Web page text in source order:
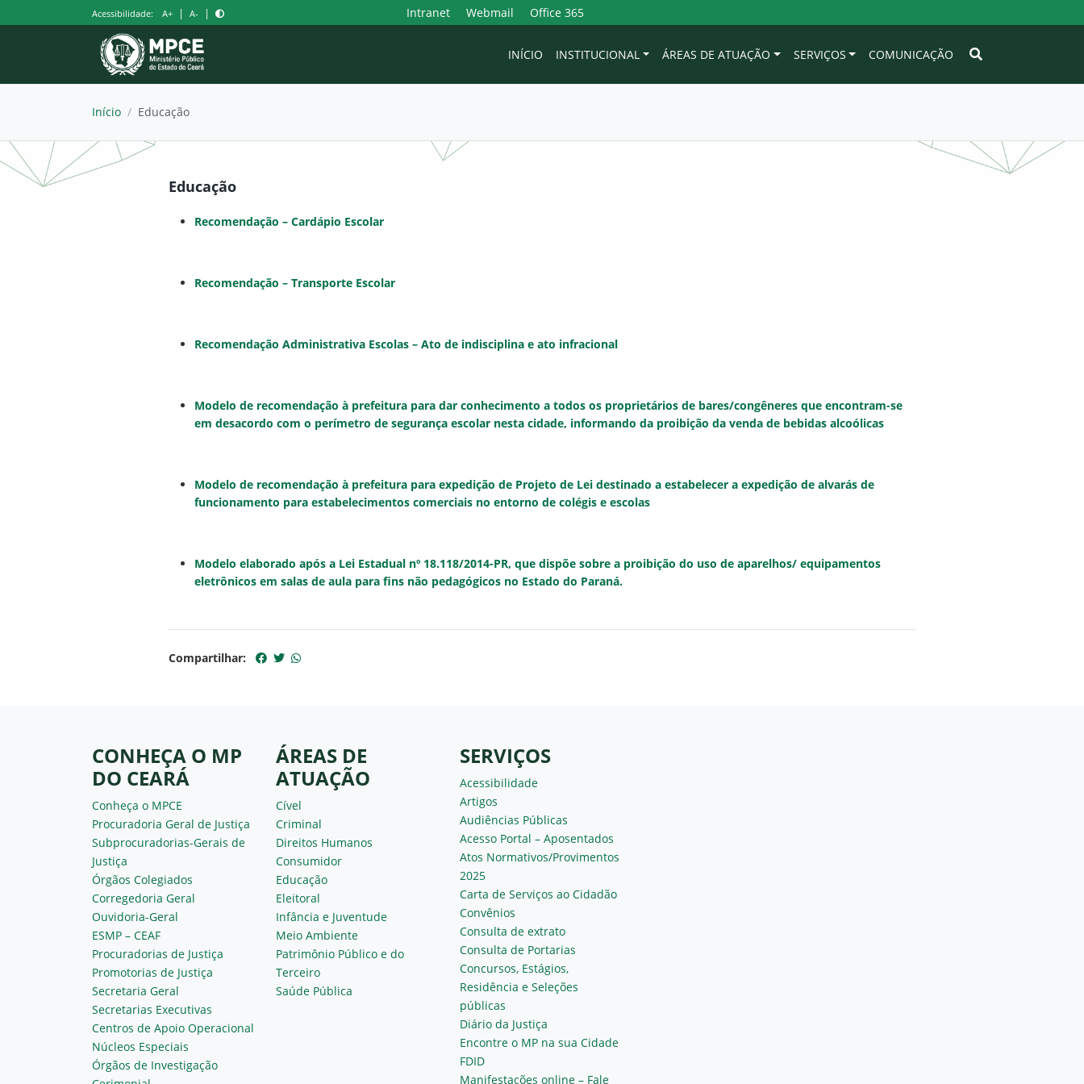
para
Acessibilidade: A+ | A- | Intranet Webmail Office 365
INÍCIO INSTITUCIONAL ÁREAS DE ATUAÇÃO SERVIÇOS COMUNICAÇÃO
Início / Educação
Educação
Recomendação – Cardápio Escolar
Recomendação – Transporte Escolar
Recomendação Administrativa Escolas – Ato de indisciplina e ato infracional
Modelo de recomendação à prefeitura para dar conhecimento a todos os proprietários de bares/congêneres que encontram-se
em desacordo com o perímetro de segurança escolar nesta cidade, informando da proibição da venda de bebidas alcoólicas
Modelo de recomendação à prefeitura para expedição de Projeto de Lei destinado a estabelecer a expedição de alvarás de
funcionamento para estabelecimentos comerciais no entorno de colégis e escolas
Modelo elaborado após a Lei Estadual nº 18.118/2014-PR, que dispõe sobre a proibição do uso de aparelhos/ equipamentos
eletrônicos em salas de aula para fins não pedagógicos no Estado do Paraná.
Compartilhar:
CONHEÇA O MP
DO CEARÁ
Conheça o MPCE
Procuradoria Geral de Justiça
Subprocuradorias-Gerais de
Justiça
Órgãos Colegiados
Corregedoria Geral
Ouvidoria-Geral
ESMP – CEAF
Procuradorias de Justiça
Promotorias de Justiça
Secretaria Geral
Secretarias Executivas
Centros de Apoio Operacional
Núcleos Especiais
Órgãos de Investigação
ÁREAS DE
ATUAÇÃO
Cível
Criminal
Direitos Humanos
Consumidor
Educação
Eleitoral
Infância e Juventude
Meio Ambiente
Patrimônio Público e do
Terceiro
Saúde Pública
SERVIÇOS
Acessibilidade
Artigos
Audiências Públicas
Acesso Portal – Aposentados
Atos Normativos/Provimentos
2025
Carta de Serviços ao Cidadão
Convênios
Consulta de extrato
Consulta de Portarias
Concursos, Estágios,
Residência e Seleções
públicas
Diário da Justiça
Encontre o MP na sua Cidade
FDID
Manifestações online – Fale